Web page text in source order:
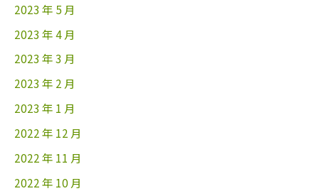
2023 年 5 月
2023 年 4 月
2023 年 3 月
2023 年 2 月
2023 年 1 月
2022 年 12 月
2022 年 11 月
2022 年 10 月